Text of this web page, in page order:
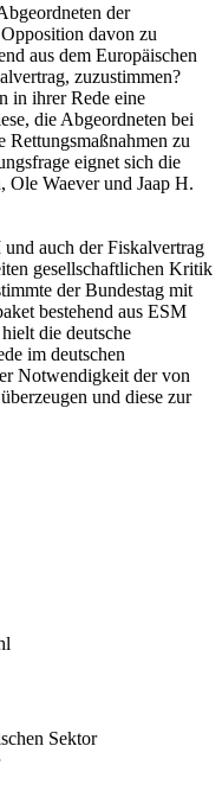
der
davon zu
aus dem Europäischen
zuzustimmen?
in ihrer Rede eine
die Abgeordneten bei
zu
eignet sich die
Waever und Jaap H.
auch der Fiskalvertrag
gesellschaftlichen Kritik
der Bundestag mit
bestehend aus ESM
die deutsche
im deutschen
Notwendigkeit der von
und diese zur
Sektor